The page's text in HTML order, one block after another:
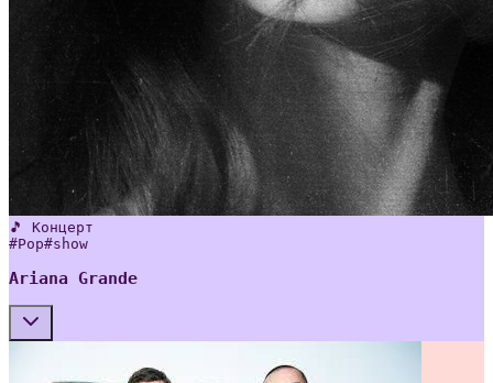
🎵 Концерт
#Pop#show
Ariana Grande